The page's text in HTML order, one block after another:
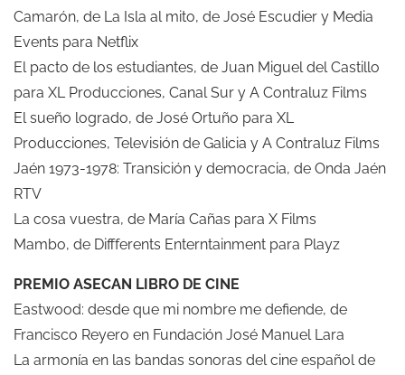
Camarón, de La Isla al mito, de José Escudier y Media
Events para Netflix
El pacto de los estudiantes, de Juan Miguel del Castillo
para XL Producciones, Canal Sur y A Contraluz Films
El sueño logrado, de José Ortuño para XL
Producciones, Televisión de Galicia y A Contraluz Films
Jaén 1973-1978: Transición y democracia, de Onda Jaén
RTV
La cosa vuestra, de María Cañas para X Films
Mambo, de Diffferents Enterntainment para Playz
PREMIO ASECAN LIBRO DE CINE
Eastwood: desde que mi nombre me defiende, de
Francisco Reyero en Fundación José Manuel Lara
La armonía en las bandas sonoras del cine español de